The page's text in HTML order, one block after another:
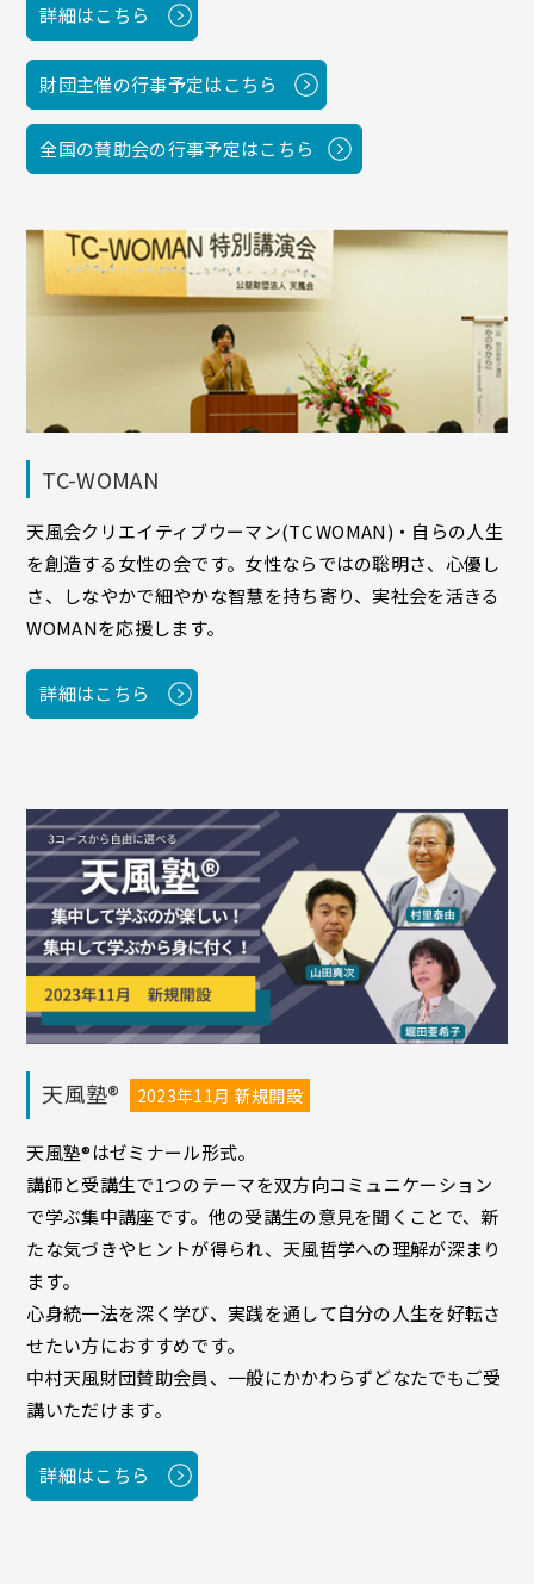
詳細はこちら
財団主催の行事予定はこちら
全国の賛助会の行事予定はこちら
TC-WOMAN
天風会クリエイティブウーマン(TC WOMAN)・自らの人生
を創造する女性の会です。女性ならではの聡明さ、心優し
さ、しなやかで細やかな智慧を持ち寄り、実社会を活きる
WOMANを応援します。
詳細はこちら
天風塾® 2023年11月 新規開設
天風塾®はゼミナール形式。
講師と受講生で1つのテーマを双方向コミュニケーション
で学ぶ集中講座です。他の受講生の意見を聞くことで、新
たな気づきやヒントが得られ、天風哲学への理解が深まり
ます。
心身統一法を深く学び、実践を通して自分の人生を好転さ
せたい方におすすめです。
中村天風財団賛助会員、一般にかかわらずどなたでもご受
講いただけます。
詳細はこちら